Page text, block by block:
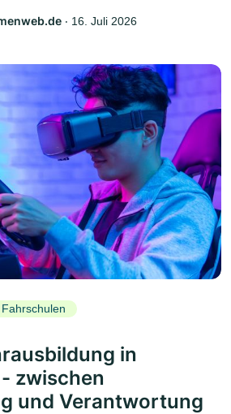
‧ 16. Juli 2026
in
zwischen
und Verantwortung